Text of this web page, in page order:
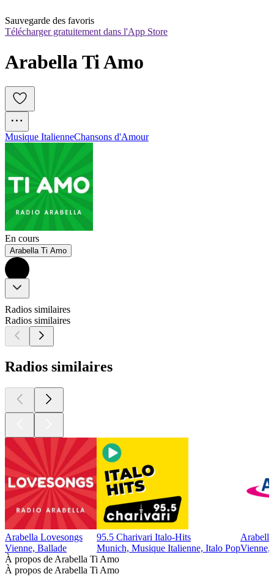
Sauvegarde des favoris
Télécharger gratuitement dans l'App Store
Arabella Ti Amo
Musique ItalienneChansons d'Amour
En cours
Arabella Ti Amo
Radios similaires
Radios similaires
Radios similaires
Arabella Lovesongs
Vienne, Ballade
95.5 Charivari Italo-Hits
Munich, Musique Italienne, Italo Pop
Arabella
Vienne,
À propos de Arabella Ti Amo
À propos de Arabella Ti Amo